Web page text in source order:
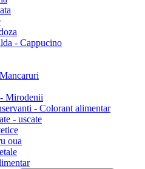
- Cappucino
Mirodenii
- Colorant alimentar
- uscate
oua